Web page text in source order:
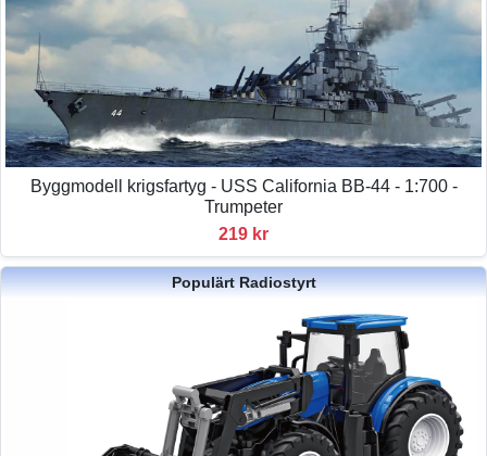
Byggmodell krigsfartyg - USS California BB-44 - 1:700 -
Trumpeter
219 kr
Populärt Radiostyrt